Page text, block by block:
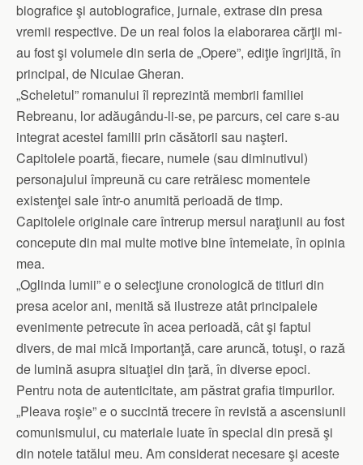
biografice şi autobiografice, jurnale, extrase din presa
vremii respective. De un real folos la elaborarea cărţii mi-
au fost şi volumele din seria de „Opere”, ediţie îngrijită, în
principal, de Niculae Gheran.
„Scheletul” romanului îl reprezintă membrii familiei
Rebreanu, lor adăugându-li-se, pe parcurs, cei care s-au
integrat acestei familii prin căsătorii sau naşteri.
Capitolele poartă, fiecare, numele (sau diminutivul)
personajului împreună cu care retrăiesc momentele
existenţei sale într-o anumită perioadă de timp.
Capitolele originale care întrerup mersul naraţiunii au fost
concepute din mai multe motive bine întemeiate, în opinia
mea.
„Oglinda lumii” e o selecţiune cronologică de titluri din
presa acelor ani, menită să ilustreze atât principalele
evenimente petrecute în acea perioadă, cât şi faptul
divers, de mai mică importanţă, care aruncă, totuşi, o rază
de lumină asupra situaţiei din ţară, în diverse epoci.
Pentru nota de autenticitate, am păstrat grafia timpurilor.
„Pleava roşie” e o succintă trecere în revistă a ascensiunii
comunismului, cu materiale luate în special din presă şi
din notele tatălui meu. Am considerat necesare şi aceste